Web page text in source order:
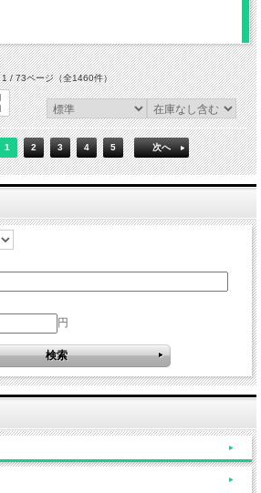
1 / 73ページ（全1460件）
1 2 3 4 5 次へ
円